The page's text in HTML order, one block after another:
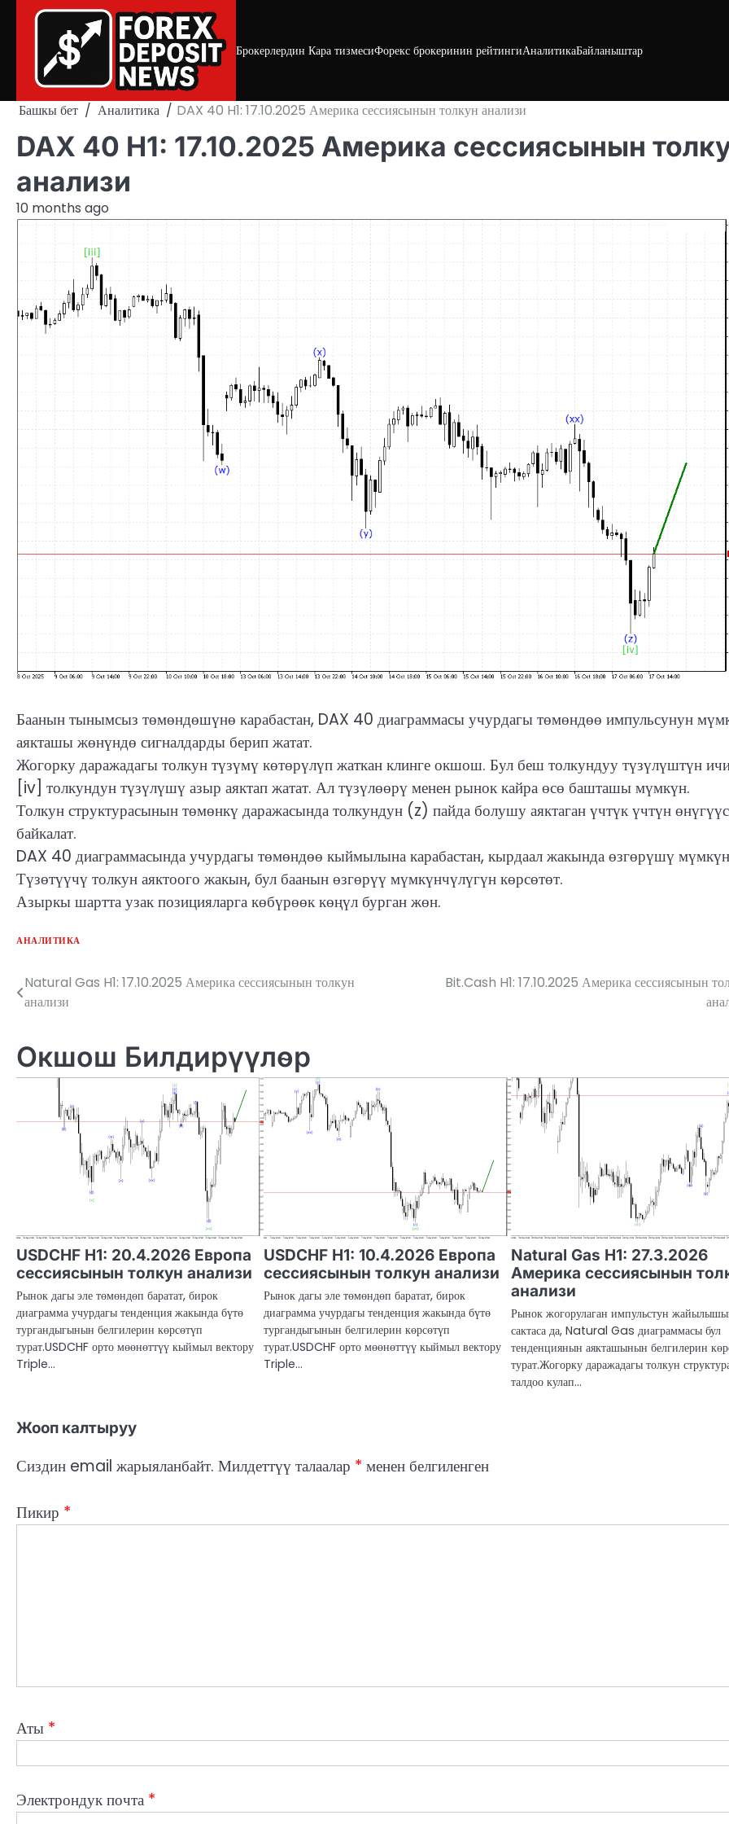
Брокерлердин Кара тизмесиФорекс брокеринин рейтингиАналитикаБайланыштар
Башкы бет Аналитика DAX 40 H1: 17.10.2025 Америка сессиясынын толкун анализи
DAX 40 H1: 17.10.2025 Америка сессиясынын
анализи
10 months ago
Баанын тынымсыз төмөндөшүнө карабастан, DAX 40 диаграммасы учурдагы төмөндөө импульсунун
аякташы жөнүндө сигналдарды берип жатат.
Жогорку даражадагы толкун түзүмү көтөрүлүп жаткан клинге окшош. Бул беш толкундуу түзүлүштүн
[iv] толкундун түзүлүшү азыр аяктап жатат. Ал түзүлөөрү менен рынок кайра өсө башташы мүмкүн.
Толкун структурасынын төмөнкү даражасында толкундун (z) пайда болушу аяктаган үчтүк үчтүн
байкалат.
DAX 40 диаграммасында учурдагы төмөндөө кыймылына карабастан, кырдаал жакында өзгөрүшү
Түзөтүүчү толкун аяктоого жакын, бул баанын өзгөрүү мүмкүнчүлүгүн көрсөтөт.
Азыркы шартта узак позицияларга көбүрөөк көңүл бурган жөн.
АНАЛИТИКА
Жазуулар
багыттоо
Natural Gas H1: 17.10.2025 Америка сессиясынын толкун
анализи
Bit.Cash H1: 17.10.2025 Америка сессиясынын
Окшош Билдирүүлөр
USDCHF H1: 20.4.2026 Европа
сессиясынын толкун анализи
Рынок дагы эле төмөндөп баратат, бирок
диаграмма учурдагы тенденция жакында бүтө
тургандыгынын белгилерин көрсөтүп
турат.USDCHF орто мөөнөттүү кыймыл вектору
Triple…
USDCHF H1: 10.4.2026 Европа
сессиясынын толкун анализи
Рынок дагы эле төмөндөп баратат, бирок
диаграмма учурдагы тенденция жакында бүтө
тургандыгынын белгилерин көрсөтүп
турат.USDCHF орто мөөнөттүү кыймыл вектору
Triple…
Natural Gas H1: 27.3.2026
Америка сессиясынын
анализи
Рынок жогорулаган импульстун
сактаса да, Natural Gas диаграммасы бул
тенденциянын аякташынын белгилерин
турат.Жогорку даражадагы толкун
талдоо кулап…
Жооп калтыруу
Сиздин email жарыяланбайт. Милдеттүү талаалар * менен белгиленген
Пикир *
Аты *
Электрондук почта *